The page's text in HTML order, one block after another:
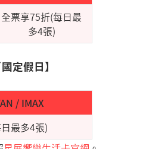
全票享75折(每日最
多4張)
定假日】
/ IMAX
最多4張)